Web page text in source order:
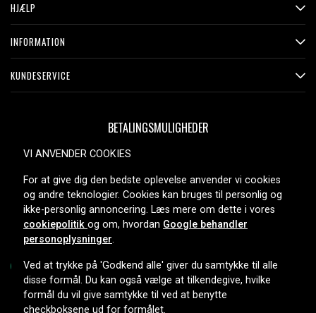
HJÆLP
INFORMATION
KUNDESERVICE
BETALINGSMULIGHEDER
LEVERINGSMULIGHEDER
Copyright © 2026, Spares Nordic AB
VI ANVENDER COOKIES
For at give dig den bedste oplevelse anvender vi cookies
og andre teknologier. Cookies kan bruges til personlig og
ikke-personlig annoncering. Læs mere om dette i vores
cookiepolitik og om, hvordan Google behandler
personoplysninger.
Ved at trykke på 'Godkend alle' giver du samtykke til alle
disse formål. Du kan også vælge at tilkendegive, hvilke
formål du vil give samtykke til ved at benytte
checkboksene ud for formålet.